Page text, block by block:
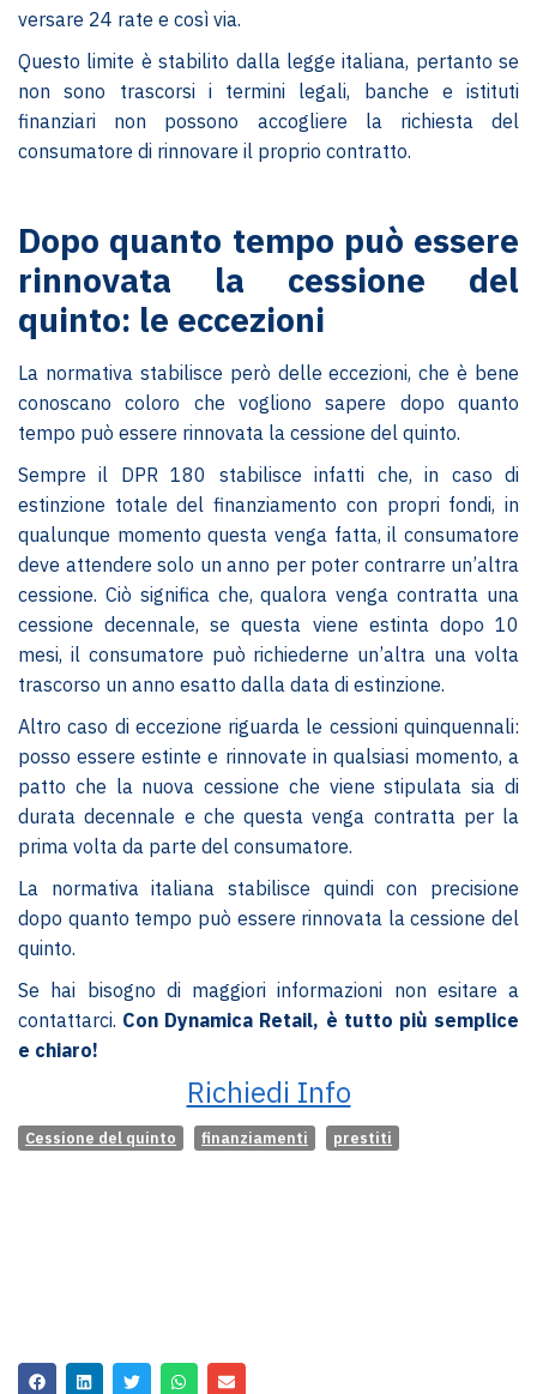
versare 24 rate e così via.
Questo limite è stabilito dalla legge italiana, pertanto se
non sono trascorsi i termini legali, banche e istituti
finanziari non possono accogliere la richiesta del
consumatore di rinnovare il proprio contratto.
Dopo quanto tempo può essere
rinnovata la cessione del
quinto: le eccezioni
La normativa stabilisce però delle eccezioni, che è bene
conoscano coloro che vogliono sapere dopo quanto
tempo può essere rinnovata la cessione del quinto.
Sempre il DPR 180 stabilisce infatti che, in caso di
estinzione totale del finanziamento con propri fondi, in
qualunque momento questa venga fatta, il consumatore
deve attendere solo un anno per poter contrarre un’altra
cessione. Ciò significa che, qualora venga contratta una
cessione decennale, se questa viene estinta dopo 10
mesi, il consumatore può richiederne un’altra una volta
trascorso un anno esatto dalla data di estinzione.
Altro caso di eccezione riguarda le cessioni quinquennali:
posso essere estinte e rinnovate in qualsiasi momento, a
patto che la nuova cessione che viene stipulata sia di
durata decennale e che questa venga contratta per la
prima volta da parte del consumatore.
La normativa italiana stabilisce quindi con precisione
dopo quanto tempo può essere rinnovata la cessione del
quinto.
Se hai bisogno di maggiori informazioni non esitare a
contattarci. Con Dynamica Retail, è tutto più semplice
e chiaro!
Richiedi Info
Cessione del quinto finanziamenti prestiti